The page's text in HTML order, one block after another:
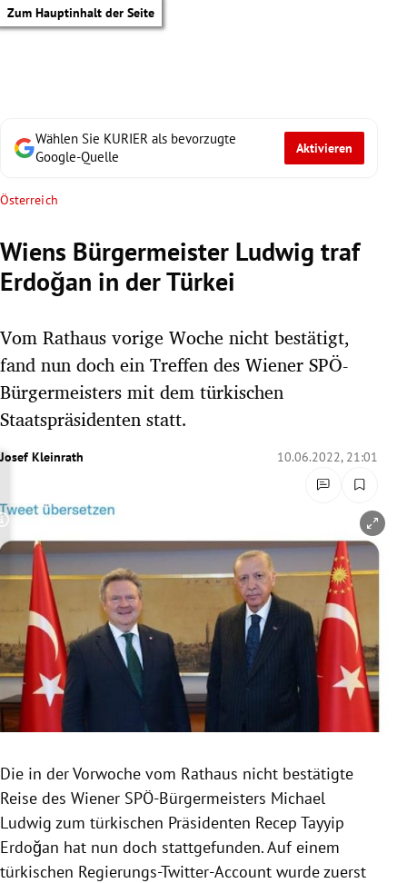
Zum Hauptinhalt der Seite
Untermenü
Untermenü
Untermenü
Untermenü
Untermenü
Untermenü
Untermenü
Untermenü
Untermenü
Wählen Sie KURIER als bevorzugte
Google-Quelle
Aktivieren
Österreich
Wiens Bürgermeister Ludwig traf
Erdoğan in der Türkei
Vom Rathaus vorige Woche nicht bestätigt,
fand nun doch ein Treffen des Wiener SPÖ-
Bürgermeisters mit dem türkischen
Staatspräsidenten statt.
Josef Kleinrath 10.06.2022, 21:01
Copyright-Hinweis öffnen/schließen
Die in der Vorwoche vom Rathaus nicht bestätigte
Reise des Wiener SPÖ-Bürgermeisters Michael
Ludwig zum türkischen Präsidenten Recep Tayyip
Erdoğan hat nun doch stattgefunden. Auf einem
türkischen Regierungs-Twitter-Account wurde zuerst